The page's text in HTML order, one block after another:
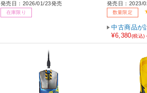
発売日：2026/01/23発売
在庫限り
発売日：2023/
数量限定
中古商品が
¥6,380(税込)